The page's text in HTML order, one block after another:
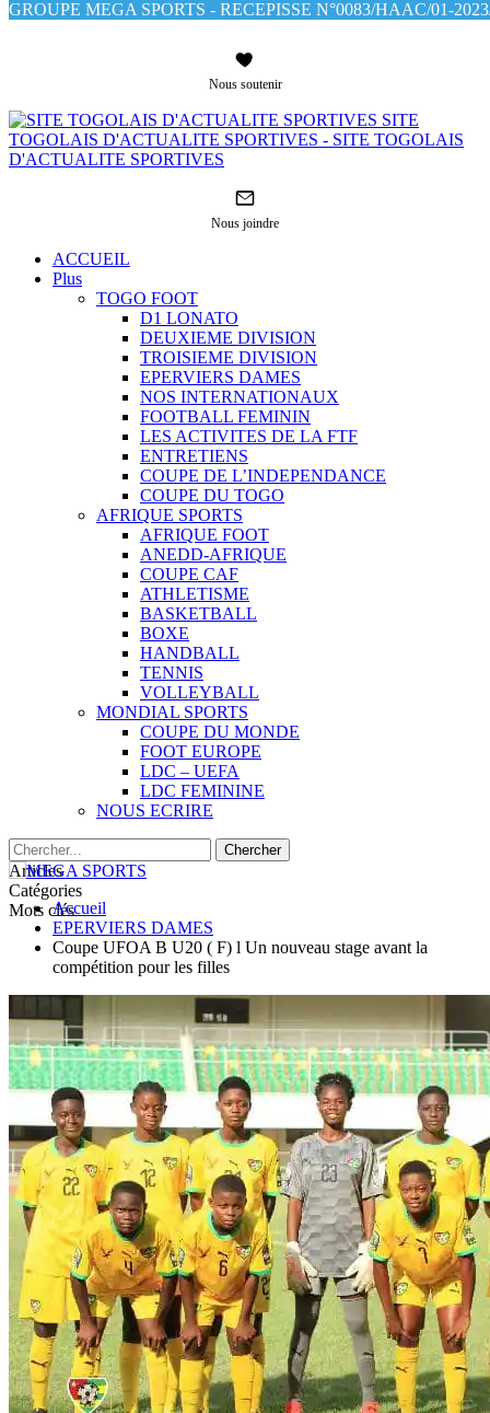
GROUPE MEGA SPORTS - RECEPISSE N°0083/HAAC/01-
Nous soutenir
SITE
TOGOLAIS D'ACTUALITE SPORTIVES - SITE TOGOLAIS
D'ACTUALITE SPORTIVES
Nous joindre
ACCUEIL
Plus
TOGO FOOT
D1 LONATO
DEUXIEME DIVISION
TROISIEME DIVISION
EPERVIERS DAMES
NOS INTERNATIONAUX
FOOTBALL FEMININ
LES ACTIVITES DE LA FTF
ENTRETIENS
COUPE DE L’INDEPENDANCE
COUPE DU TOGO
AFRIQUE SPORTS
AFRIQUE FOOT
ANEDD-AFRIQUE
COUPE CAF
ATHLETISME
BASKETBALL
BOXE
HANDBALL
TENNIS
VOLLEYBALL
MONDIAL SPORTS
COUPE DU MONDE
FOOT EUROPE
LDC – UEFA
LDC FEMININE
NOUS ECRIRE
Articles
Catégories
Mots clésAccueil
EPERVIERS DAMES
Coupe UFOA B U20 ( F) l Un nouveau stage avant la
compétition pour les filles